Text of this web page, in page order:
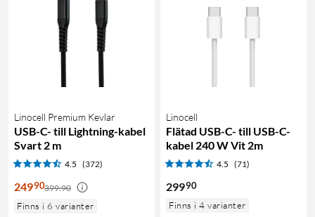
Linocell Premium Kevlar
USB-C- till Lightning-kabel
Svart 2 m
4.5 (372)
24990399:90
Finns i 6 varianter
Linocell
Flätad USB-C- till USB-C-
kabel 240 W Vit 2m
4.5 (71)
29990
Finns i 4 varianter